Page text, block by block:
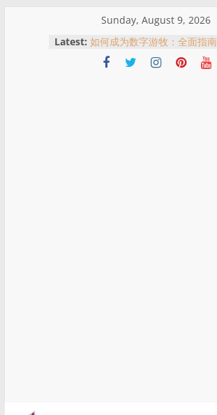
Sunday, August 9, 2026
Latest: 如何成为数字游牧：全面指南
吉隆坡买房指南：不同地区适
人？一次了解KL热门购房区域